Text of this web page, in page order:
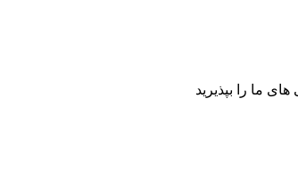
ما را بپذیرید